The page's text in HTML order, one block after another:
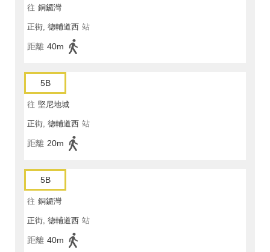
往 銅鑼灣
正街, 德輔道西 站
距離 40m
5B
往 堅尼地城
正街, 德輔道西 站
距離 20m
5B
往 銅鑼灣
正街, 德輔道西 站
距離 40m